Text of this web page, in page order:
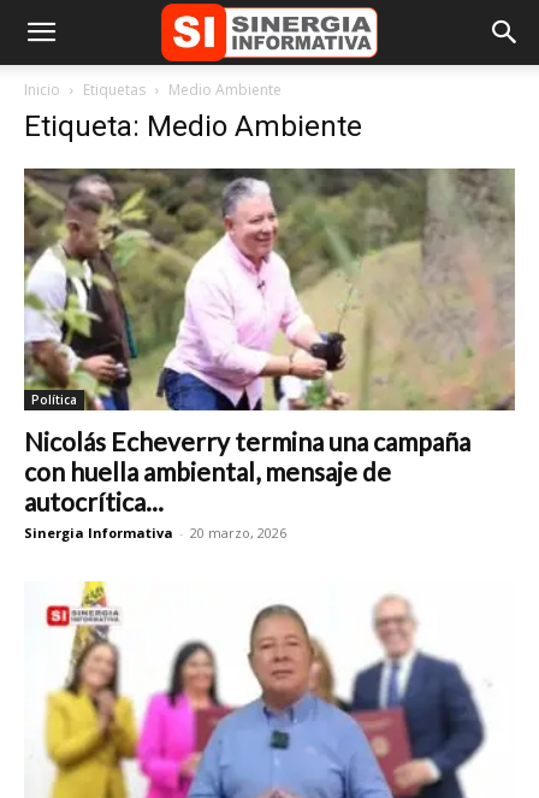
Inicio Etiquetas Medio Ambiente
Etiqueta: Medio Ambiente
Política
Nicolás Echeverry termina una campaña
con huella ambiental, mensaje de
autocrítica...
Sinergia Informativa - 20 marzo, 2026